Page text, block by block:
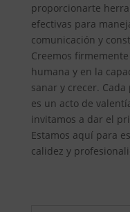
proporcionarte
efectivas para
comunicación y
Creemos
humana y en la
sanar y crecer.
es un acto de
invitamos a dar el
Estamos aquí para
calidez y